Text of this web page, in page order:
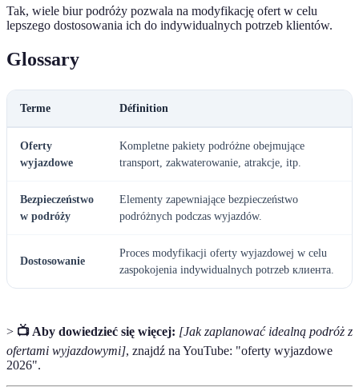
Tak, wiele biur podróży pozwala na modyfikację ofert w celu
lepszego dostosowania ich do indywidualnych potrzeb klientów.
Glossary
Terme Définition
Oferty
wyjazdowe
Kompletne pakiety podróżne obejmujące
transport, zakwaterowanie, atrakcje, itp.
Bezpieczeństwo
w podróży
Elementy zapewniające bezpieczeństwo
podróżnych podczas wyjazdów.
Dostosowanie
Proces modyfikacji oferty wyjazdowej w celu
zaspokojenia indywidualnych potrzeb клиента.
> 📺 Aby dowiedzieć się więcej: [Jak zaplanować idealną podróż z
ofertami wyjazdowymi], znajdź na YouTube: "oferty wyjazdowe
2026".